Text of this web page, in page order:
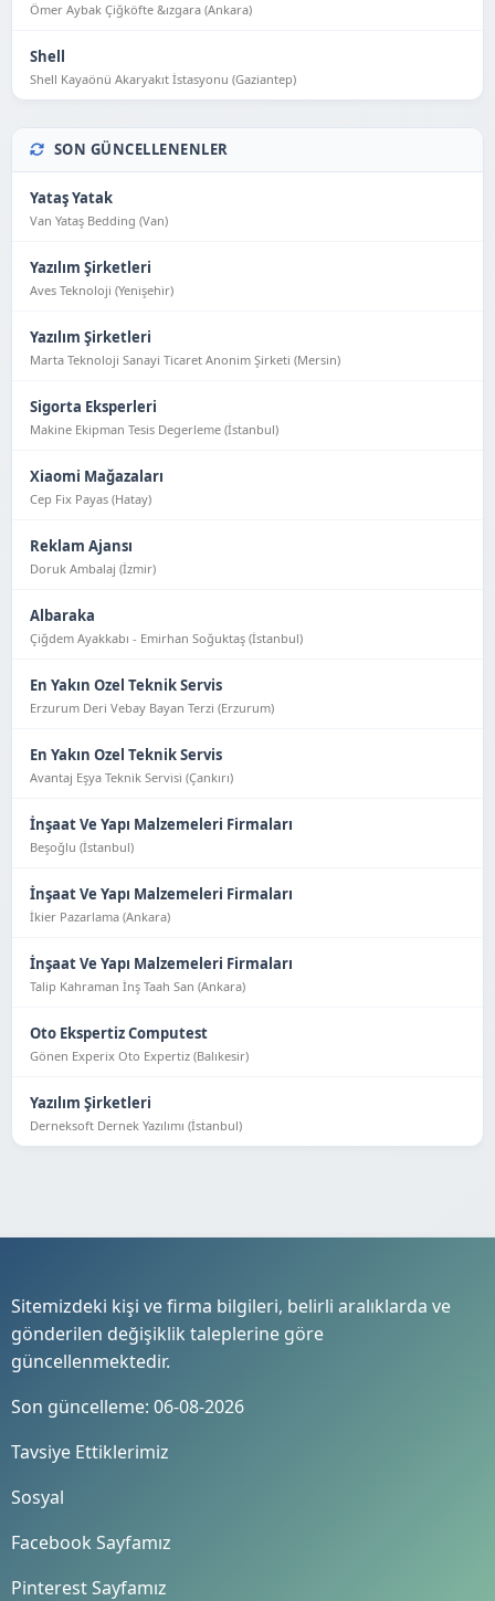
Ömer Aybak Çiğköfte &ızgara (Ankara)
Shell
Shell Kayaönü Akaryakıt İstasyonu (Gaziantep)
SON GÜNCELLENENLER
Yataş Yatak
Van Yataş Bedding (Van)
Yazılım Şirketleri
Aves Teknoloji (Yeni̇şehi̇r)
Yazılım Şirketleri
Marta Teknoloji Sanayi Ticaret Anonim Şirketi (Mersin)
Sigorta Eksperleri
Makine Ekipman Tesis Degerleme (İstanbul)
Xiaomi Mağazaları
Cep Fix Payas (Hatay)
Reklam Ajansı
Doruk Ambalaj (İzmir)
Albaraka
Çiğdem Ayakkabı - Emirhan Soğuktaş (İstanbul)
En Yakın Ozel Teknik Servis
Erzurum Deri Vebay Bayan Terzi (Erzurum)
En Yakın Ozel Teknik Servis
Avantaj Eşya Tekni̇k Servi̇si̇ (Çankırı)
İnşaat Ve Yapı Malzemeleri Firmaları
Beşoğlu (İstanbul)
İnşaat Ve Yapı Malzemeleri Firmaları
İkier Pazarlama (Ankara)
İnşaat Ve Yapı Malzemeleri Firmaları
Talip Kahraman İnş Taah San (Ankara)
Oto Ekspertiz Computest
Gönen Experix Oto Expertiz (Balıkesir)
Yazılım Şirketleri
Derneksoft Dernek Yazılımı (İstanbul)
Sitemizdeki kişi ve firma bilgileri, belirli aralıklarda ve
gönderilen değişiklik taleplerine göre
güncellenmektedir.
Son güncelleme: 06-08-2026
Tavsiye Ettiklerimiz
Sosyal
Facebook Sayfamız
Pinterest Sayfamız